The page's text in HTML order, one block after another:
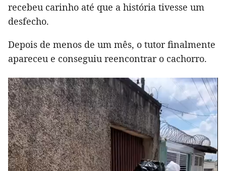
recebeu carinho até que a história tivesse um
desfecho.
Depois de menos de um mês, o tutor finalmente
apareceu e conseguiu reencontrar o cachorro.